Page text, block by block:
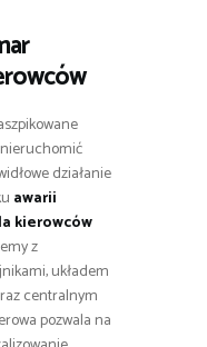
działanie
awarii
kierowców
z
układem
centralnym
pozwala na